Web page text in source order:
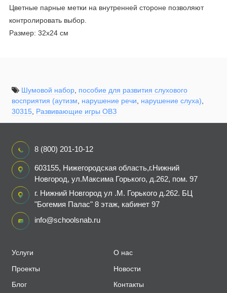
Цветные парные метки на внутренней стороне позволяют
контролировать выбор.
Размер: 32x24 см
Шумовой набор, пособие для развития слухового
восприятия (аутизм, нарушение речи, нарушение слуха),
30315, Развивающие игры ОВЗ
Услуги
Проекты
Блог
О нас
Новости
Контакты
8 (800) 201-10-12
603155, Нижегородская область,г.Нижний
Новгород, ул.Максима Горького, д.262, пом. 97
г. Нижний Новгород ул .М. Горького д.262. БЦ
"Богемия Палас" 8 этаж, кабинет 97
info@schoolsnab.ru